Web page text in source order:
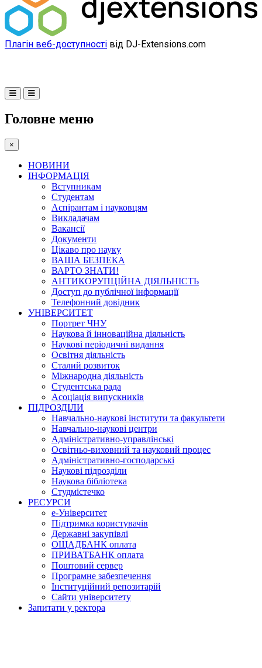
Плагін веб-доступності від DJ-Extensions.com
Головне меню
×
НОВИНИ
ІНФОРМАЦІЯ
Вступникам
Студентам
Аспірантам і науковцям
Викладачам
Вакансії
Документи
Цікаво про науку
ВАША БЕЗПЕКА
ВАРТО ЗНАТИ!
АНТИКОРУПЦІЙНА ДІЯЛЬНІСТЬ
Доступ до публічної інформації
Телефонний довідник
УНІВЕРСИТЕТ
Портрет ЧНУ
Наукова й інноваційна діяльність
Наукові періодичні видання
Освітня діяльність
Сталий розвиток
Міжнародна діяльність
Студентська рада
Асоціація випускників
ПІДРОЗДІЛИ
Навчально-наукові інститути та факультети
Навчально-наукові центри
Адміністративно-управлінські
Освітньо-виховний та науковий процес
Адміністративно-господарські
Наукові підрозділи
Наукова бібліотека
Студмістечко
РЕСУРСИ
е-Університет
Підтримка користувачів
Державні закупівлі
ОЩАДБАНК оплата
ПРИВАТБАНК оплата
Поштовий сервер
Програмне забезпечення
Інституційний репозитарій
Сайти університету
Запитати у ректора